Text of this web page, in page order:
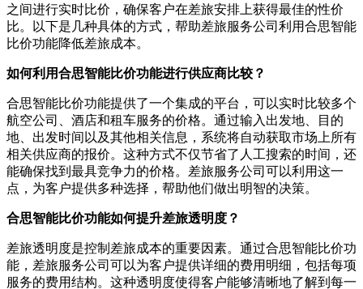
之间进行实时比价，确保客户在差旅安排上获得最佳的性价
比。以下是几种具体的方式，帮助差旅服务公司利用合思智能
比价功能降低差旅成本。
如何利用合思智能比价功能进行供应商比较？
合思智能比价功能提供了一个集成的平台，可以实时比较多个
航空公司、酒店和租车服务的价格。通过输入出发地、目的
地、出发时间以及其他相关信息，系统将自动获取市场上所有
相关供应商的报价。这种方式不仅节省了人工搜索的时间，还
能确保找到最具竞争力的价格。差旅服务公司可以利用这一
点，为客户提供多种选择，帮助他们做出明智的决策。
合思智能比价功能如何提升差旅透明度？
差旅透明度是控制差旅成本的重要因素。通过合思智能比价功
能，差旅服务公司可以为客户提供详细的费用明细，包括每项
服务的费用结构。这种透明度使得客户能够清晰地了解到每一